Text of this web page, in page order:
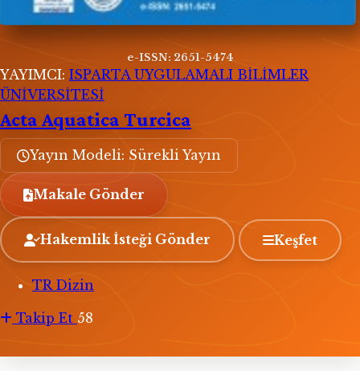
e-ISSN: 2651-5474
YAYIMCI: ISPARTA UYGULAMALI BİLİMLER
ÜNİVERSİTESİ
Acta Aquatica Turcica
Yayın Modeli: Sürekli Yayın
Makale Gönder
Hakemlik İsteği Gönder Keşfet
TR Dizin
Takip Et 58